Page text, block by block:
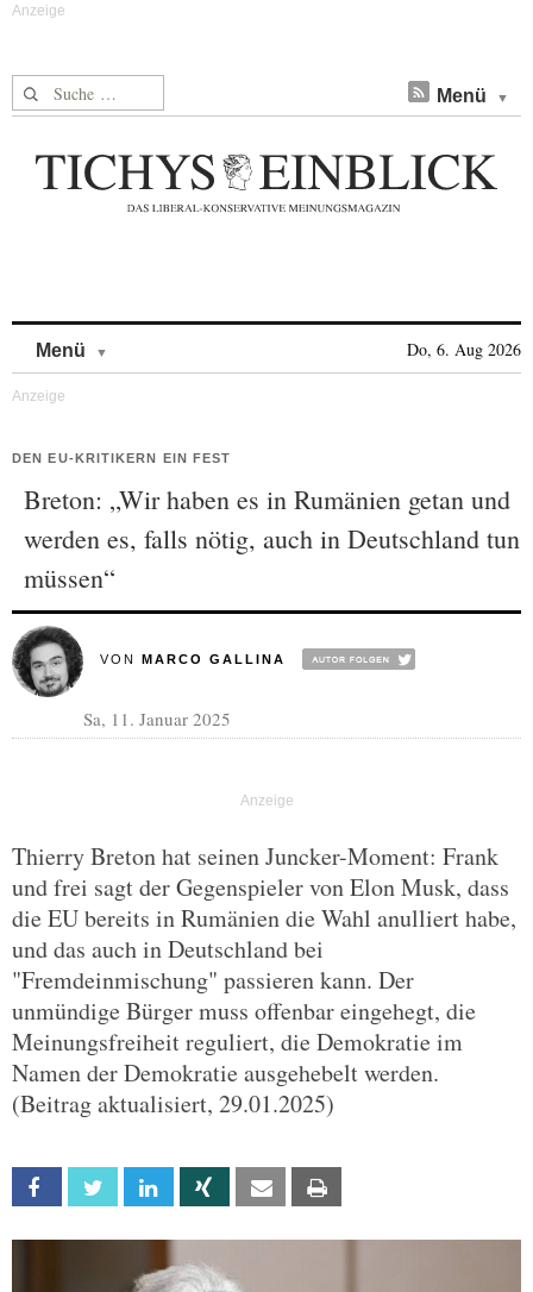
Suche nach: Menü
Menü Do, 6. Aug 2026
DEN EU-KRITIKERN EIN FEST
Breton: „Wir haben es in Rumänien getan und
werden es, falls nötig, auch in Deutschland tun
müssen“
VON MARCO GALLINA
Sa, 11. Januar 2025
Thierry Breton hat seinen Juncker-Moment: Frank
und frei sagt der Gegenspieler von Elon Musk, dass
die EU bereits in Rumänien die Wahl anulliert habe,
und das auch in Deutschland bei
"Fremdeinmischung" passieren kann. Der
unmündige Bürger muss offenbar eingehegt, die
Meinungsfreiheit reguliert, die Demokratie im
Namen der Demokratie ausgehebelt werden.
(Beitrag aktualisiert, 29.01.2025)
Facebook Twitter Linkedin Xing Email